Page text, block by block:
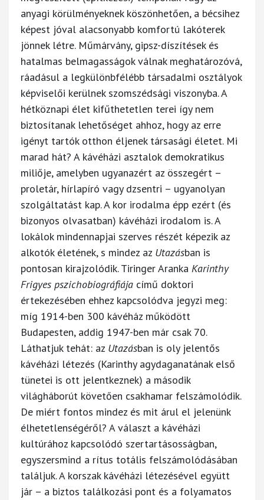
anyagi körülményeknek köszönhetően, a bécsihez
képest jóval alacsonyabb komfortú lakóterek
jönnek létre. Műmárvány, gipsz-díszítések és
hatalmas belmagasságok válnak meghatározóvá,
ráadásul a legkülönbfélébb társadalmi osztályok
képviselői kerülnek szomszédsági viszonyba. A
hétköznapi élet kifűthetetlen terei így nem
biztosítanak lehetőséget ahhoz, hogy az erre
igényt tartók otthon éljenek társasági életet. Mi
marad hát? A kávéházi asztalok demokratikus
miliője, amelyben ugyanazért az összegért –
proletár, hírlapíró vagy dzsentri – ugyanolyan
szolgáltatást kap. A kor irodalma épp ezért (és
bizonyos olvasatban) kávéházi irodalom is. A
lokálok mindennapjai szerves részét képezik az
alkotók életének, s mindez az Utazásban is
pontosan kirajzolódik. Tiringer Aranka Karinthy
Frigyes pszichobiográfiája című doktori
értekezésében ehhez kapcsolódva jegyzi meg:
míg 1914-ben 300 kávéház működött
Budapesten, addig 1947-ben már csak 70.
Láthatjuk tehát: az Utazásban is oly jelentős
kávéházi létezés (Karinthy agydaganatának első
tünetei is ott jelentkeznek) a második
világháborút követően csakhamar felszámolódik.
De miért fontos mindez és mit árul el jelenünk
élhetetlenségéről? A választ a kávéházi
kultúrához kapcsolódó szertartásosságban,
egyszersmind a rítus totális felszámolódásában
találjuk. A korszak kávéházi létezésével együtt
jár – a biztos találkozási pont és a folyamatos